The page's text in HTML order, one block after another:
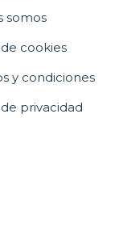
somos
cookies
y condiciones
privacidad